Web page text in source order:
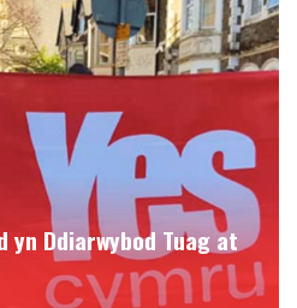
yn Ddiarwybod Tuag at